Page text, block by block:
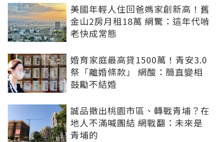
美國年輕人住回爸媽家創新高！舊
金山2房月租18萬 網驚：這年代啃
老快成常態
婚育家庭最高貸1500萬！青安3.0
祭「離婚條款」 網酸：簡直變相
鼓勵不結婚
誠品撤出桃園市區、轉戰青埔？在
地人不滿喊團結 網戰翻：未來是
青埔的